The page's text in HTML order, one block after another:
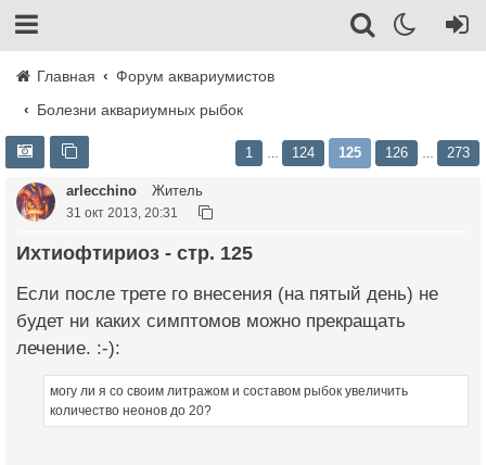
Главная
Форум аквариумистов
Болезни аквариумных рыбок
1 124 125 126 273
arlecchino Житель
31 окт 2013, 20:31
Ихтиофтириоз - стр. 125
Если после трете го внесения (на пятый день) не
будет ни каких симптомов можно прекращать
лечение. :-):
могу ли я со своим литражом и составом рыбок увеличить
количество неонов до 20?